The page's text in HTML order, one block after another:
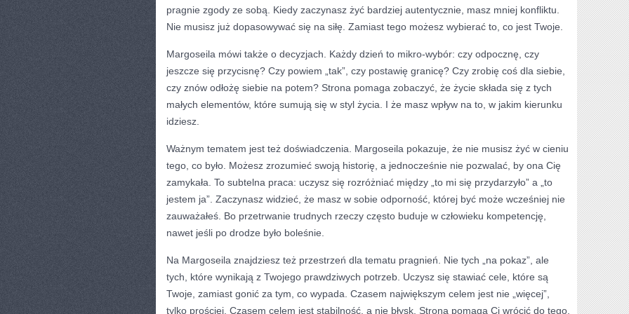
pragnie zgody ze sobą. Kiedy zaczynasz żyć bardziej autentycznie, masz mniej konfliktu.
Nie musisz już dopasowywać się na siłę. Zamiast tego możesz wybierać to, co jest Twoje.
Margoseila mówi także o decyzjach. Każdy dzień to mikro-wybór: czy odpocznę, czy
jeszcze się przycisnę? Czy powiem „tak”, czy postawię granicę? Czy zrobię coś dla siebie,
czy znów odłożę siebie na potem? Strona pomaga zobaczyć, że życie składa się z tych
małych elementów, które sumują się w styl życia. I że masz wpływ na to, w jakim kierunku
idziesz.
Ważnym tematem jest też doświadczenia. Margoseila pokazuje, że nie musisz żyć w cieniu
tego, co było. Możesz zrozumieć swoją historię, a jednocześnie nie pozwalać, by ona Cię
zamykała. To subtelna praca: uczysz się rozróżniać między „to mi się przydarzyło” a „to
jestem ja”. Zaczynasz widzieć, że masz w sobie odporność, której być może wcześniej nie
zauważałeś. Bo przetrwanie trudnych rzeczy często buduje w człowieku kompetencję,
nawet jeśli po drodze było boleśnie.
Na Margoseila znajdziesz też przestrzeń dla tematu pragnień. Nie tych „na pokaz”, ale
tych, które wynikają z Twojego prawdziwych potrzeb. Uczysz się stawiać cele, które są
Twoje, zamiast gonić za tym, co wypada. Czasem największym celem jest nie „więcej”,
tylko prościej. Czasem celem jest stabilność, a nie błysk. Strona pomaga Ci wrócić do tego,